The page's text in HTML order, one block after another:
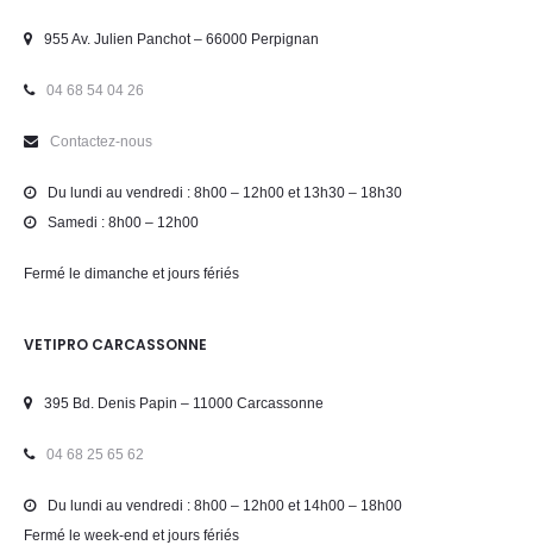
955 Av. Julien Panchot – 66000 Perpignan
04 68 54 04 26
Contactez-nous
Du lundi au vendredi : 8h00 – 12h00 et 13h30 – 18h30
Samedi : 8h00 – 12h00
Fermé le dimanche et jours fériés
VETIPRO CARCASSONNE
395 Bd. Denis Papin – 11000 Carcassonne
04 68 25 65 62
Du lundi au vendredi : 8h00 – 12h00 et 14h00 – 18h00
Fermé le week-end et jours fériés